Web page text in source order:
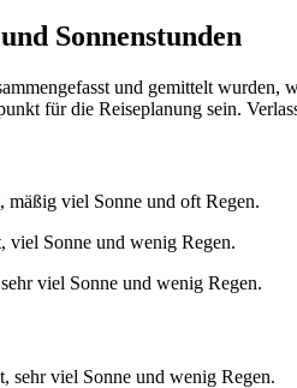
Sonnenstunden
und gemittelt wurden,
für die Reiseplanung sein.
mäßig viel Sonne und oft Regen.
viel Sonne und wenig Regen.
viel Sonne und wenig Regen.
sehr viel Sonne und wenig Regen.